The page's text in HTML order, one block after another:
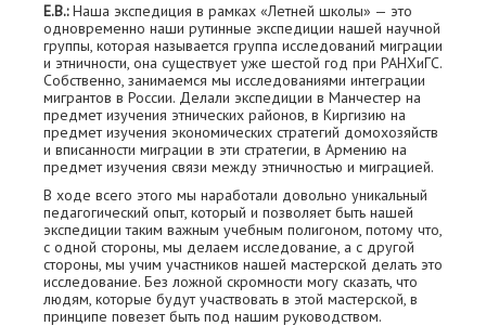
Е.В.:Наша экспедиция в рамках «Летней школы» — это
одновременно наши рутинные экспедиции нашей научной
группы, которая называется группа исследований миграции
и этничности, она существует уже шестой год при РАНХиГС.
Собственно, занимаемся мы исследованиями интеграции
мигрантов в России. Делали экспедиции в Манчестер на
предмет изучения этнических районов, в Киргизию на
предмет изучения экономических стратегий домохозяйств
и вписанности миграции в эти стратегии, в Армению на
предмет изучения связи между этничностью и миграцией.
В ходе всего этого мы наработали довольно уникальный
педагогический опыт, который и позволяет быть нашей
экспедиции таким важным учебным полигоном, потому что,
с одной стороны, мы делаем исследование, а с другой
стороны, мы учим участников нашей мастерской делать это
исследование. Без ложной скромности могу сказать, что
людям, которые будут участвовать в этой мастерской, в
принципе повезет быть под нашим руководством.